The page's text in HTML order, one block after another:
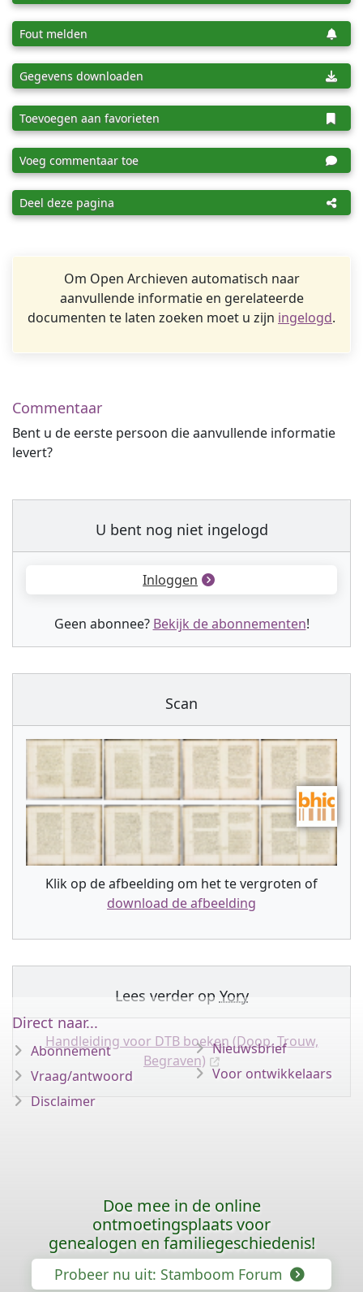
Fout melden
Gegevens downloaden
Toevoegen aan favorieten
Voeg commentaar toe
Deel deze pagina
Om Open Archieven automatisch naar
aanvullende informatie en gerelateerde
documenten te laten zoeken moet u zijn ingelogd.
Commentaar
Bent u de eerste persoon die aanvullende informatie
levert?
U bent nog niet ingelogd
Inloggen
Geen abonnee? Bekijk de abonnementen!
Scan
Klik op de afbeelding om het te vergroten of
download de afbeelding
Lees verder op Yory
Handleiding voor DTB boeken (Doop, Trouw,
Begraven)
Direct naar...
Abonnement
Vraag/antwoord
Disclaimer
Nieuwsbrief
Voor ontwikkelaars
Doe mee in de online
ontmoetingsplaats voor
genealogen en familiegeschiedenis!
Probeer nu uit: Stamboom Forum